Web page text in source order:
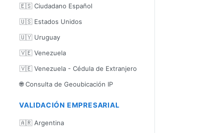
🇪🇸 Ciudadano Español
🇺🇸 Estados Unidos
🇺🇾 Uruguay
🇻🇪 Venezuela
🇻🇪 Venezuela - Cédula de Extranjero
🌐 Consulta de Geoubicación IP
VALIDACIÓN EMPRESARIAL
🇦🇷 Argentina